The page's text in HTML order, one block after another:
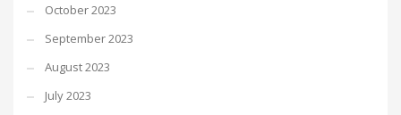
October 2023
September 2023
August 2023
July 2023